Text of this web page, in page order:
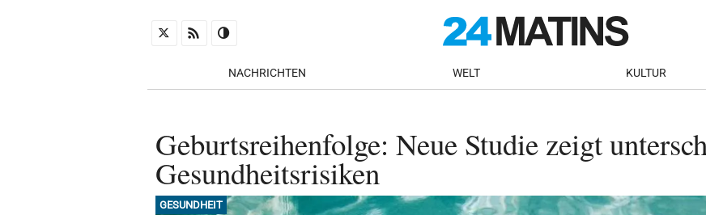
NACHRICHTEN WELT KULTUR
Geburtsreihenfolge: Neue Studie zeigt
Gesundheitsrisiken
GESUNDHEIT